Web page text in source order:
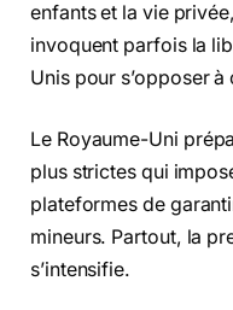
enfants et la vie
invoquent parfois la
Unis pour s’opposer
Le Royaume-Uni
plus strictes qui
plateformes de
mineurs. Partout, la
s’intensifie.